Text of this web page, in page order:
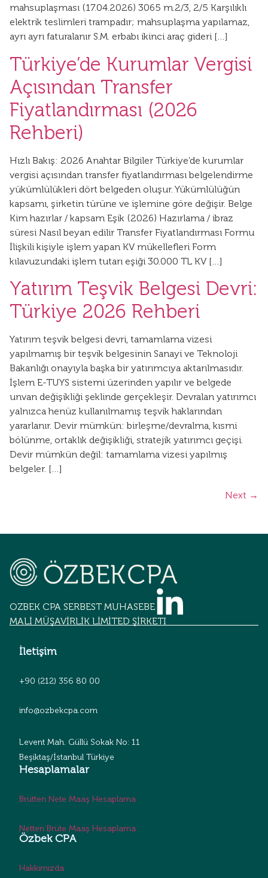
mahsuplaşması (17.04.2026) 3065 m.2/3, 2/5 Karşılıklı
elektrik teslimleri trampadır; mahsuplaşma yapılamaz,
ayrı ayrı faturalanır S.M. erbabı ikinci araç gideri […]
Türkiye’de Kurumlar Vergisi
Açısından Transfer
Fiyatlandırması (2026
Rehberi)
Hızlı Bakış: 2026 Anahtar Bilgiler Türkiye’de kurumlar
vergisi açısından transfer fiyatlandırması belgelendirme
yükümlülükleri dört belgeden oluşur. Yükümlülüğün
kapsamı, şirketin türüne ve işlemine göre değişir. Belge
Kim hazırlar / kapsam Eşik (2026) Hazırlama / ibraz
süresi Nasıl beyan edilir Transfer Fiyatlandırması Formu
İlişkili kişiyle işlem yapan KV mükellefleri Form
kılavuzundaki işlem tutarı eşiği 30.000 TL KV […]
Yatırım Teşvik Belgesi Devri:
Türkiye 2026 Rehberi
Yatırım teşvik belgesi devri, tamamlama vizesi
yapılmamış bir teşvik belgesinin Sanayi ve Teknoloji
Bakanlığı onayıyla başka bir yatırımcıya aktarılmasıdır.
İşlem E-TUYS sistemi üzerinden yapılır ve belgede
unvan değişikliği şeklinde gerçekleşir. Devralan yatırımcı
yalnızca henüz kullanılmamış teşvik haklarından
yararlanır. Devir mümkün: birleşme/devralma, kısmi
bölünme, ortaklık değişikliği, stratejik yatırımcı geçişi.
Devir mümkün değil: tamamlama vizesi yapılmış
belgeler. […]
Next →
OZBEK CPA SERBEST MUHASEBECİLİK
MALİ MÜŞAVİRLİK LİMİTED ŞİRKETİ
İletişim
+90 (212) 356 80 00
info@ozbekcpa.com
Levent Mah. Güllü Sokak No: 11
Beşiktaş/İstanbul Türkiye
Hesaplamalar
Brütten Nete Maaş Hesaplama
Netten Brüte Maaş Hesaplama
Özbek CPA
Hakkımızda